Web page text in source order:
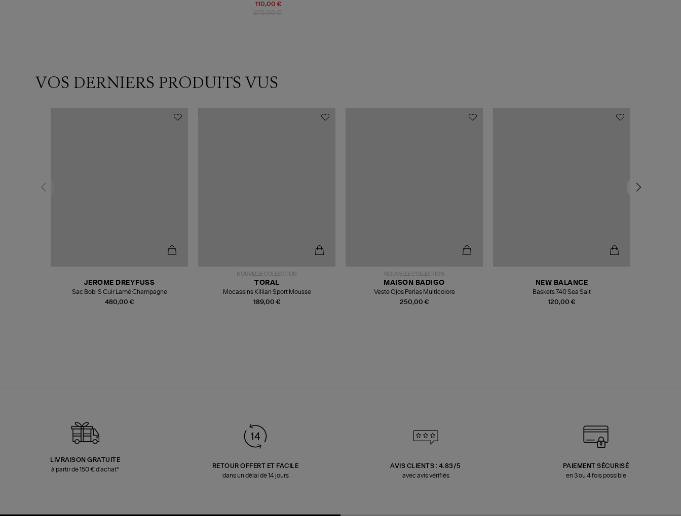
110,00 €
VOS DERNIERS PRODUITS VUS
480,00 €
JEROME DREYFUSS
Sac Bobi S Cuir Lamé Champagne
NOUVELLE COLLECTION
189,00 €
TORAL
Mocassins Killian Sport Mousse
NOUVELLE COLLECTION
250,00 €
MAISON BADIGO
Veste Ojos Perlas Multicolore
120,00 €
NEW BALANCE
Baskets 740 Sea Salt
LIVRAISON GRATUITE
à partir de 150 € d'achat*
RETOUR OFFERT ET FACILE
dans un délai de 14 jours
AVIS CLIENTS : 4.83/5
avec avis vérifiés
PAIEMENT SÉCURISÉ
en 3 ou 4 fois possible